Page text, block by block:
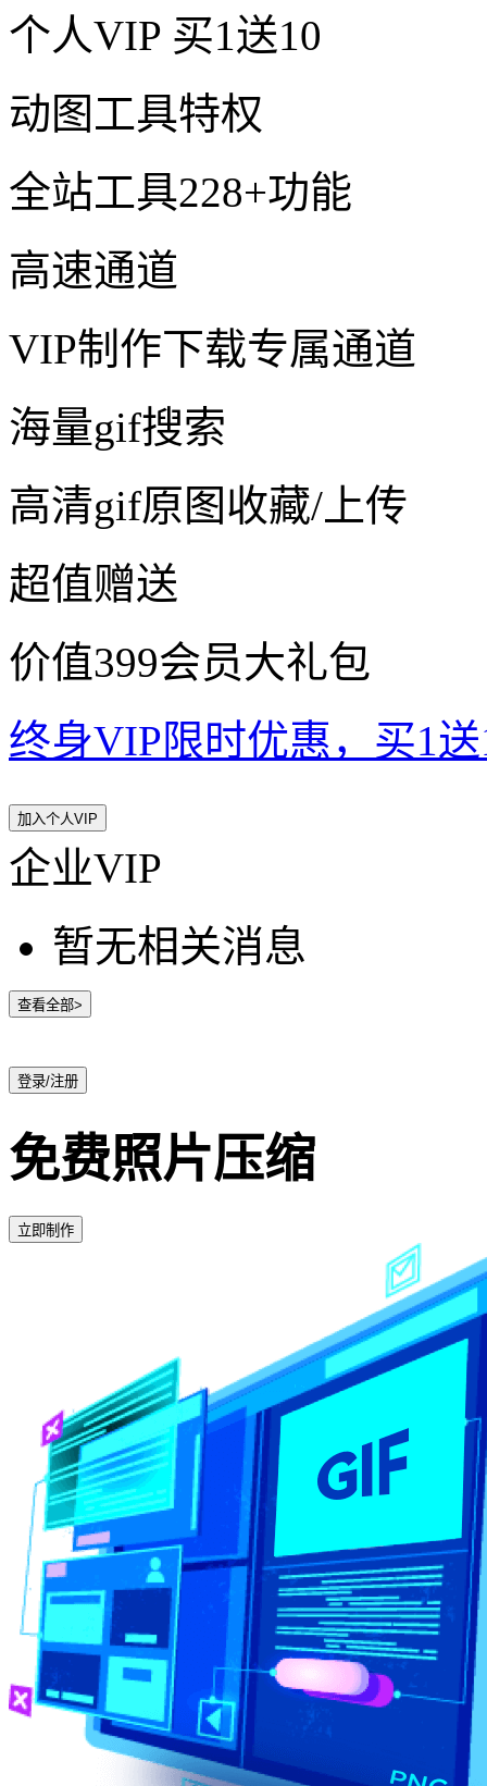
个人VIP 买1送10
动图工具特权
全站工具228+功能
高速通道
VIP制作下载专属通道
海量gif搜索
高清gif原图收藏/上传
超值赠送
价值399会员大礼包
终身VIP限时优惠，买1
加入个人VIP
企业VIP
暂无相关消息
查看全部>
登录/注册
免费照片压缩
立即制作